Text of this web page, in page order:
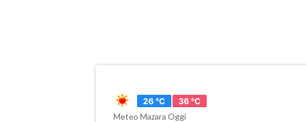
26 °C
36 °C
Meteo Mazara Oggi